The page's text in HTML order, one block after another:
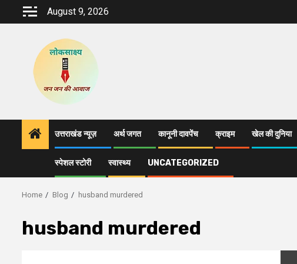
August 9, 2026
उत्तराखंड न्यूज़ अर्थ जगत कानूनी दावपेंच क्राइम खेल की दुनिया
स्पेशल स्टोरी स्वास्थ्य UNCATEGORIZED
Home Blog husband murdered
husband murdered